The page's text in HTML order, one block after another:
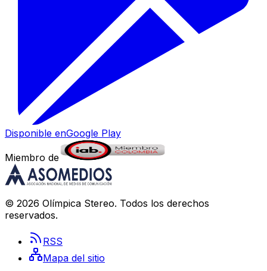
Disponible enGoogle Play
Miembro de
© 2026 Olímpica Stereo. Todos los derechos
reservados.
RSS
Mapa del sitio